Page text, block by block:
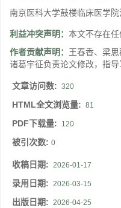
南京医科大学鼓楼临床医学
利益冲突声明： 本文不存在任
作者贡献声明： 王春香、梁思
诸葛宇征负责论文修改，指导
文章访问数: 320
HTML全文浏览量: 81
PDF下载量: 120
被引次数: 0
收稿日期: 2026-01-17
录用日期: 2026-03-15
出版日期: 2026-04-25